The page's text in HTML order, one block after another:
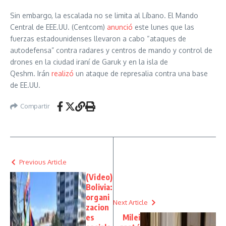
Sin embargo, la escalada no se limita al Líbano. El Mando
Central de EEE.UU. (Centcom) anunció este lunes que las
fuerzas estadounidenses llevaron a cabo “ataques de
autodefensa” contra radares y centros de mando y control de
drones en la ciudad iraní de Garuk y en la isla de
Qeshm. Irán realizó un ataque de represalia contra una base
de EE.UU.
Compartir
Previous Article
(Video)
Bolivia:
organi
zacion
es
Next Article
Milei